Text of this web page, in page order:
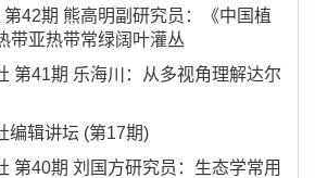
42期 熊高明副研究员：《中国植
亚热带常绿阔叶灌丛
第41期 乐海川：从多视角理解达尔
编辑讲坛 (第17期)
第40期 刘国方研究员：生态学常用